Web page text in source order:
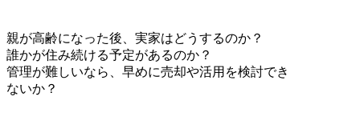
親が高齢になった後、実家はどうするのか？
誰かが住み続ける予定があるのか？
管理が難しいなら、早めに売却や活用を検討でき
ないか？